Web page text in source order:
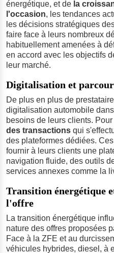
énergétique, et de la
l'occasion, les tendances
les décisions stratégiques
faire face à leurs nombreux
habituellement amenées à
en accord avec les objectifs
leur marché.
Digitalisation et
De plus en plus de
digitalisation automobile
besoins de leurs clients.
des transactions qui
des plateformes dédiées.
fournir à leurs clients une
navigation fluide, des outils
services annexes comme la
Transition énergétique
l'offre
La transition énergétique
nature des offres proposées
Face à la ZFE et au
véhicules hybrides, diesel, à